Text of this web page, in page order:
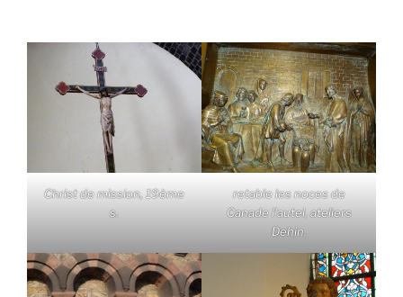
Christ de mission, 19ème
s.
retable les noces de
Canade l'autel, ateliers
Dehin,